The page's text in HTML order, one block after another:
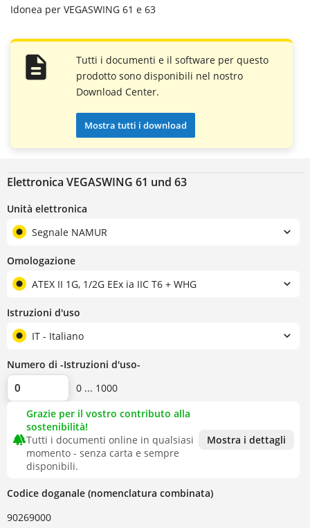
Idonea per VEGASWING 61 e 63
Tutti i documenti e il software per questo
prodotto sono disponibili nel nostro
Download Center.
Mostra tutti i download
Elettronica VEGASWING 61 und 63
Unità elettronica
Segnale NAMUR
Omologazione
ATEX II 1G, 1/2G EEx ia IIC T6 + WHG
Istruzioni d'uso
IT - Italiano
Numero di -Istruzioni d'uso-
0 ... 1000
forest
Grazie per il vostro contributo alla
sostenibilità!
Tutti i documenti online in qualsiasi
momento - senza carta e sempre
disponibili.
Mostra i dettagli
Codice doganale (nomenclatura combinata)
90269000